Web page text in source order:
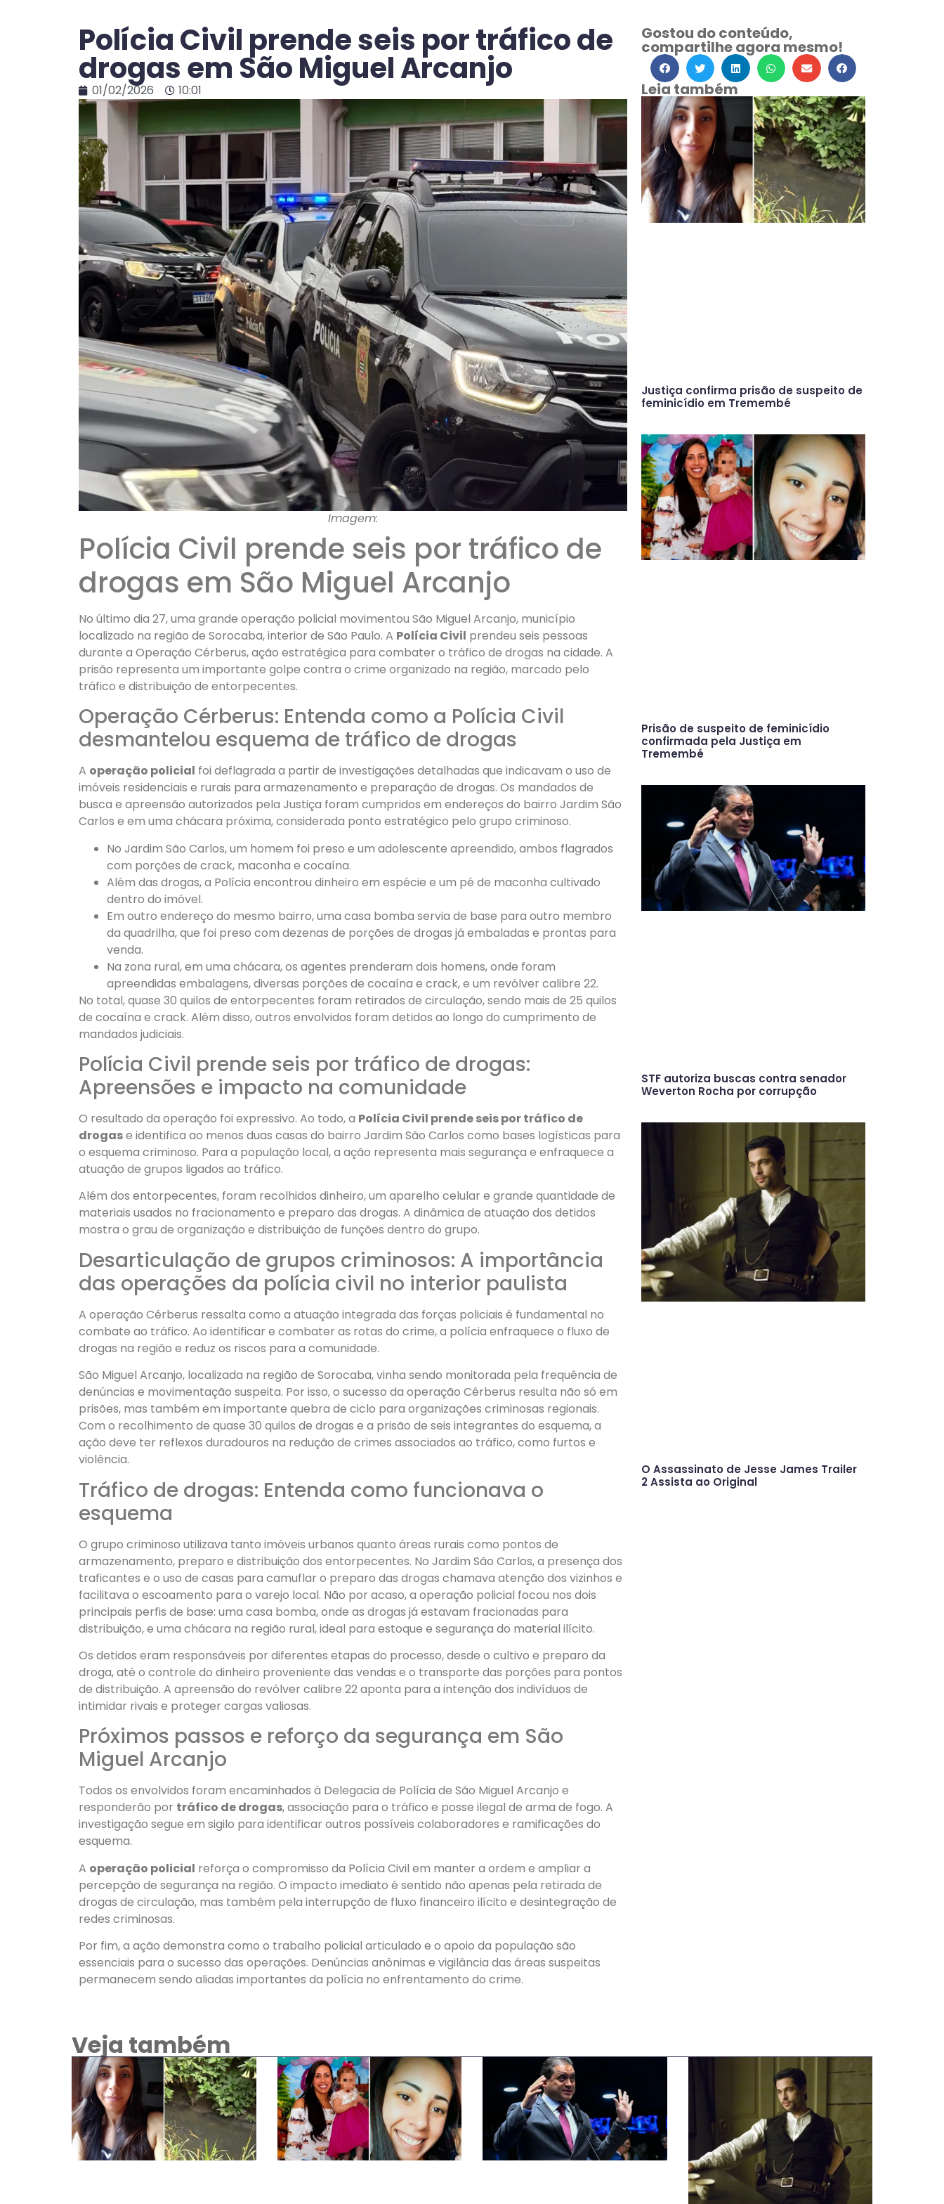
Polícia Civil prende seis por tráfico de
drogas em São Miguel Arcanjo
01/02/2026 10:01
Imagem:
Polícia Civil prende seis por tráfico de
drogas em São Miguel Arcanjo
No último dia 27, uma grande operação policial movimentou São Miguel Arcanjo, município
localizado na região de Sorocaba, interior de São Paulo. A Polícia Civil prendeu seis pessoas
durante a Operação Cérberus, ação estratégica para combater o tráfico de drogas na cidade. A
prisão representa um importante golpe contra o crime organizado na região, marcado pelo
tráfico e distribuição de entorpecentes.
Operação Cérberus: Entenda como a Polícia Civil
desmantelou esquema de tráfico de drogas
A operação policial foi deflagrada a partir de investigações detalhadas que indicavam o uso de
imóveis residenciais e rurais para armazenamento e preparação de drogas. Os mandados de
busca e apreensão autorizados pela Justiça foram cumpridos em endereços do bairro Jardim São
Carlos e em uma chácara próxima, considerada ponto estratégico pelo grupo criminoso.
No Jardim São Carlos, um homem foi preso e um adolescente apreendido, ambos flagrados
com porções de crack, maconha e cocaína.
Além das drogas, a Polícia encontrou dinheiro em espécie e um pé de maconha cultivado
dentro do imóvel.
Em outro endereço do mesmo bairro, uma casa bomba servia de base para outro membro
da quadrilha, que foi preso com dezenas de porções de drogas já embaladas e prontas para
venda.
Na zona rural, em uma chácara, os agentes prenderam dois homens, onde foram
apreendidas embalagens, diversas porções de cocaína e crack, e um revólver calibre 22.
No total, quase 30 quilos de entorpecentes foram retirados de circulação, sendo mais de 25 quilos
de cocaína e crack. Além disso, outros envolvidos foram detidos ao longo do cumprimento de
mandados judiciais.
Polícia Civil prende seis por tráfico de drogas:
Apreensões e impacto na comunidade
O resultado da operação foi expressivo. Ao todo, a Polícia Civil prende seis por tráfico de
drogase identifica ao menos duas casas do bairro Jardim São Carlos como bases logísticas para
o esquema criminoso. Para a população local, a ação representa mais segurança e enfraquece a
atuação de grupos ligados ao tráfico.
Além dos entorpecentes, foram recolhidos dinheiro, um aparelho celular e grande quantidade de
materiais usados no fracionamento e preparo das drogas. A dinâmica de atuação dos detidos
mostra o grau de organização e distribuição de funções dentro do grupo.
Desarticulação de grupos criminosos: A importância
das operações da polícia civil no interior paulista
A operação Cérberus ressalta como a atuação integrada das forças policiais é fundamental no
combate ao tráfico. Ao identificar e combater as rotas do crime, a polícia enfraquece o fluxo de
drogas na região e reduz os riscos para a comunidade.
São Miguel Arcanjo, localizada na região de Sorocaba, vinha sendo monitorada pela frequência de
denúncias e movimentação suspeita. Por isso, o sucesso da operação Cérberus resulta não só em
prisões, mas também em importante quebra de ciclo para organizações criminosas regionais.
Com o recolhimento de quase 30 quilos de drogas e a prisão de seis integrantes do esquema, a
ação deve ter reflexos duradouros na redução de crimes associados ao tráfico, como furtos e
violência.
Tráfico de drogas: Entenda como funcionava o
esquema
O grupo criminoso utilizava tanto imóveis urbanos quanto áreas rurais como pontos de
armazenamento, preparo e distribuição dos entorpecentes. No Jardim São Carlos, a presença dos
traficantes e o uso de casas para camuflar o preparo das drogas chamava atenção dos vizinhos e
facilitava o escoamento para o varejo local. Não por acaso, a operação policial focou nos dois
principais perfis de base: uma casa bomba, onde as drogas já estavam fracionadas para
distribuição, e uma chácara na região rural, ideal para estoque e segurança do material ilícito.
Os detidos eram responsáveis por diferentes etapas do processo, desde o cultivo e preparo da
droga, até o controle do dinheiro proveniente das vendas e o transporte das porções para pontos
de distribuição. A apreensão do revólver calibre 22 aponta para a intenção dos indivíduos de
intimidar rivais e proteger cargas valiosas.
Próximos passos e reforço da segurança em São
Miguel Arcanjo
Todos os envolvidos foram encaminhados à Delegacia de Polícia de São Miguel Arcanjo e
responderão por tráfico de drogas, associação para o tráfico e posse ilegal de arma de fogo. A
investigação segue em sigilo para identificar outros possíveis colaboradores e ramificações do
esquema.
A operação policial reforça o compromisso da Polícia Civil em manter a ordem e ampliar a
percepção de segurança na região. O impacto imediato é sentido não apenas pela retirada de
drogas de circulação, mas também pela interrupção de fluxo financeiro ilícito e desintegração de
redes criminosas.
Por fim, a ação demonstra como o trabalho policial articulado e o apoio da população são
essenciais para o sucesso das operações. Denúncias anônimas e vigilância das áreas suspeitas
permanecem sendo aliadas importantes da polícia no enfrentamento do crime.
Gostou do conteúdo,
compartilhe agora mesmo!
Leia também
Justiça confirma prisão de suspeito de
feminicídio em Tremembé
Prisão de suspeito de feminicídio
confirmada pela Justiça em
Tremembé
STF autoriza buscas contra senador
Weverton Rocha por corrupção
O Assassinato de Jesse James Trailer
2 Assista ao Original
Veja também